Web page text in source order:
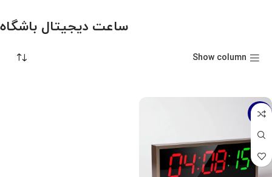
ساعت دیجیتال باشگاه
Show column
-29%